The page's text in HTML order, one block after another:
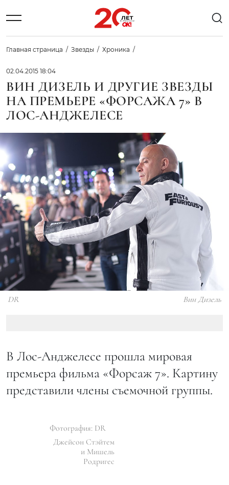
Главная страница Звезды Хроника
02.04.2015 18:04
ВИН ДИЗЕЛЬ И ДРУГИЕ ЗВЕЗДЫ
НА ПРЕМЬЕРЕ «ФОРСАЖА 7» В
ЛОС-АНДЖЕЛЕСЕ
DR Вин Дизель
В Лос-Анджелесе прошла мировая
премьера фильма «Форсаж 7». Картину
представили члены съемочной группы.
Фотография: DR
Джейсон Стэйтем
и Мишель
Родригес